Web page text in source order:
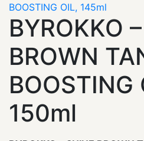
BOOSTING OIL, 145ml
BYROKKO
BROWN
BOOSTING
150ml